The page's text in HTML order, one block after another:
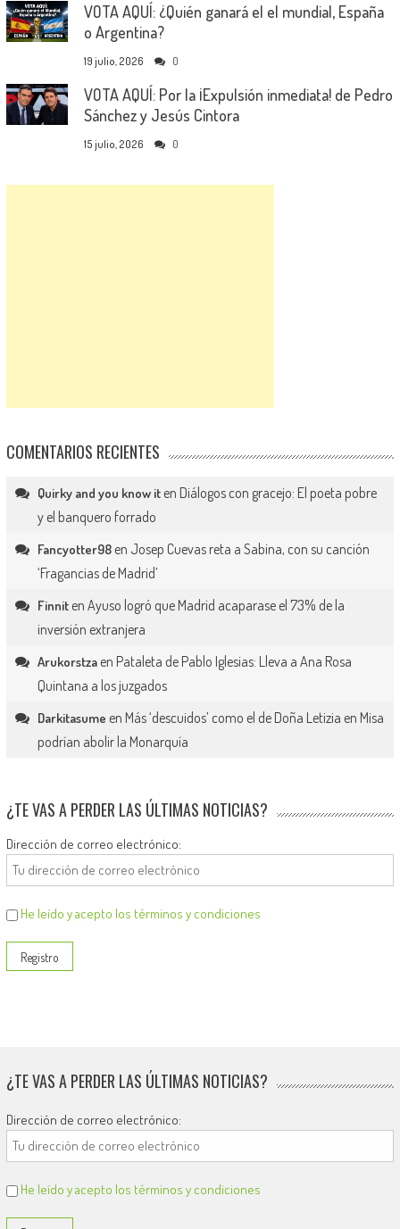
VOTA AQUÍ: ¿Quién ganará el el mundial, España
o Argentina?
19 julio, 2026 0
VOTA AQUÍ: Por la ¡Expulsión inmediata! de Pedro
Sánchez y Jesús Cintora
15 julio, 2026 0
COMENTARIOS RECIENTES
Quirky and you know iten Diálogos con gracejo: El poeta pobre
y el banquero forrado
Fancyotter98en Josep Cuevas reta a Sabina, con su canción
‘Fragancias de Madrid’
Finniten Ayuso logró que Madrid acaparase el 73% de la
inversión extranjera
Arukorstzaen Pataleta de Pablo Iglesias: Lleva a Ana Rosa
Quintana a los juzgados
Darkitasume en Más ‘descuidos’ como el de Doña Letizia en Misa
podrían abolir la Monarquía
¿TE VAS A PERDER LAS ÚLTIMAS NOTICIAS?
Dirección de correo electrónico:
He leído y acepto los términos y condiciones
¿TE VAS A PERDER LAS ÚLTIMAS NOTICIAS?
Dirección de correo electrónico:
He leído y acepto los términos y condiciones